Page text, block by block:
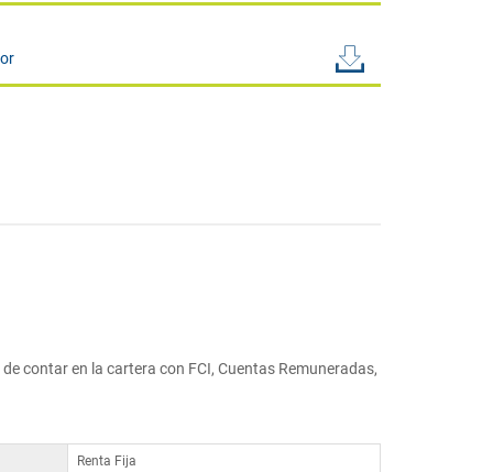
contar en la cartera con FCI, Cuentas Remuneradas,
Renta Fija